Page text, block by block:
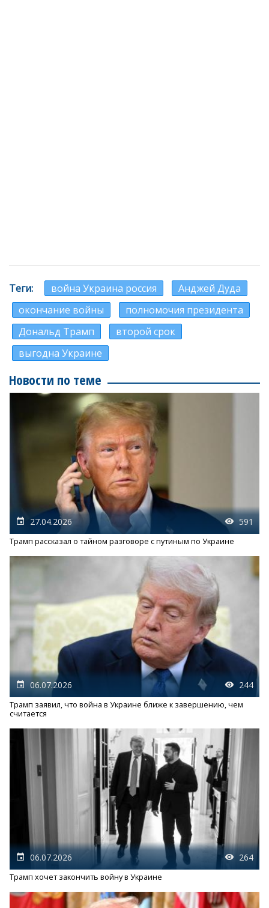
Теги война Украина россия
Анджей Дуда
окончание войны
полномочия президента
Дональд Трамп
второй срок
выгодна Украине
Новости по теме
27.04.2026 591
Трамп рассказал о тайном разговоре с путиным по Украине
06.07.2026 244
Трамп заявил, что война в Украине ближе к завершению, чем
считается
06.07.2026 264
Трамп хочет закончить войну в Украине